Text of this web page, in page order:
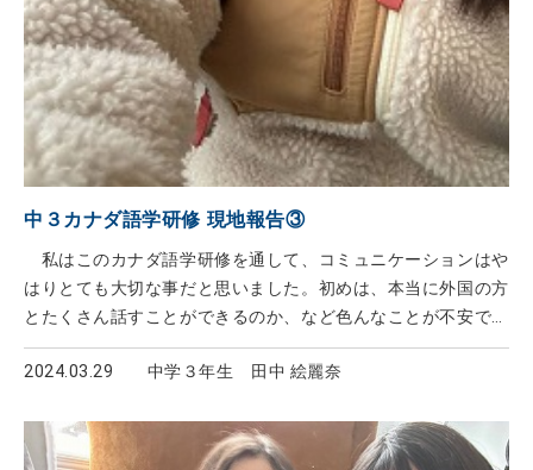
中３カナダ語学研修 現地報告③
私はこのカナダ語学研修を通して、コミュニケーションはや
はりとても大切な事だと思いました。初めは、本当に外国の方
とたくさん話すことができるのか、など色んなことが不安でし
た。しかし、私が英語を聞き取れなかった時に、ホストマザー
や学校で仲良くなった友達などが、やさしく教えてくれてとて
おり、授業を通して英語で色んな国の人と交流し、友達になれ
たのでとてもうれしかったです！ 日曜日は子供はホッケーを
2024.03.29 中学３年生 田中 絵麗奈